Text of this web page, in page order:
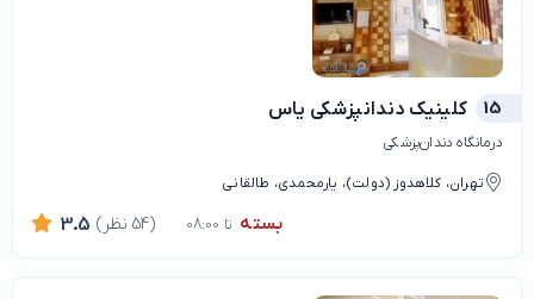
15 کلینیک دندانپزشکی یاس
درمانگاه دندان‌پزشکی
تهران، کلاهدوز (دولت)، یارمحمدی، طالقانی
بسته تا 08:00 3.5 (54 نظر)